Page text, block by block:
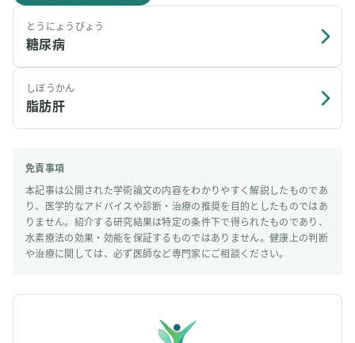
とうにょうびょう
糖尿病
しぼうかん
脂肪肝
免責事項
本記事は公開された学術論文の内容をわかりやすく解説したものであ
り、医学的なアドバイスや診断・治療の推奨を目的としたものではあ
りません。紹介する研究結果は特定の条件下で得られたものであり、
水素療法の効果・効能を保証するものではありません。健康上の判断
や治療に関しては、必ず医師など専門家にご相談ください。